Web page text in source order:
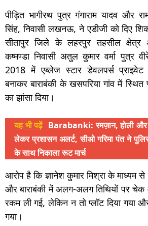
पीड़ित भागीरथ पुत्र गंगाराम यादव और
सिंह, निवासी लखनऊ, ने एडीजी को दिए
सीतापुर जिले के लहरपुर तहसील क्षेत्र
कष्मण्डा निवासी अतुल कुमार वर्मा पुत्र
2018 में एब्लेज स्टार डेवलपर्स प्राइवेट
बनाकर बाराबंकी के खसपरिया गांव में स्थित
का झांसा दिया।
यह भी पढ़ें Barabanki: रमज़ान, होली और
लेकर प्रशासन अलर्ट, सीओ गरिमा पंत ने
के साथ निकाला रूट मार्च
आरोप है कि ज्ञानेश कुमार मिश्रा के माध्यम
और बाराबंकी में अलग-अलग तिथियों पर
रकम ली गई, लेकिन न तो प्लॉट दिया गया
गया।